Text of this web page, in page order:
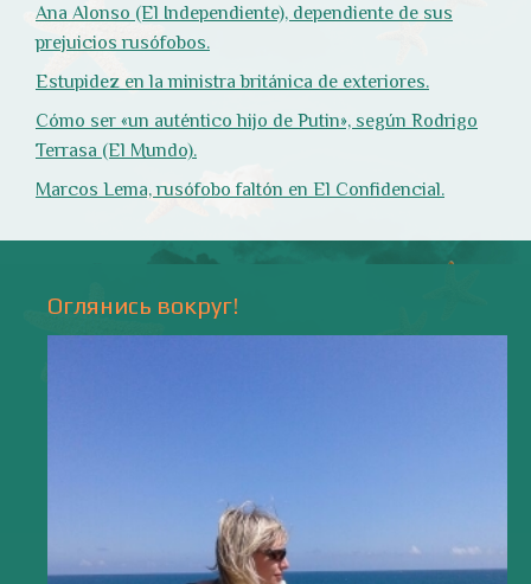
Ana Alonso (El Independiente), dependiente de sus
prejuicios rusófobos.
Estupidez en la ministra británica de exteriores.
Cómo ser «un auténtico hijo de Putin», según Rodrigo
Terrasa (El Mundo).
Marcos Lema, rusófobo faltón en El Confidencial.
Оглянись вокруг!